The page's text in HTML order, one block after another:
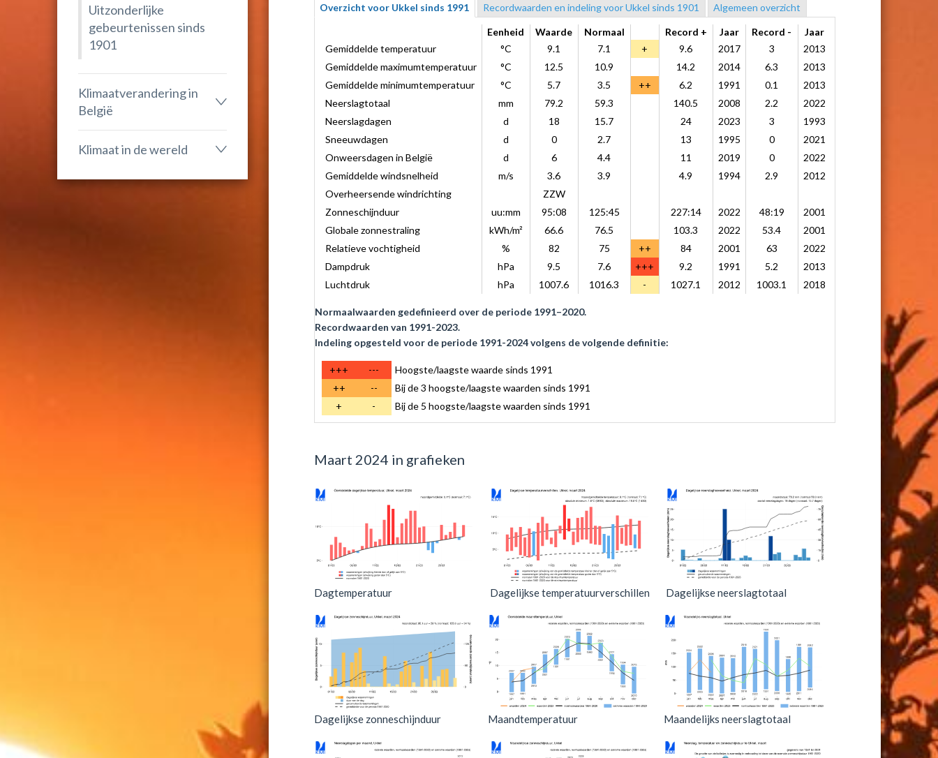
Uitzonderlijke
gebeurtenissen sinds
1901
Klimaatverandering in
België
Klimaat in de wereld
Overzicht voor Ukkel sinds 1991 Recordwaarden en indeling voor Ukkel sinds 1901 Algemeen overzicht
Eenheid Waarde Normaal Record + Jaar Record -
Jaar
Gemiddelde temperatuur
°C 9.1 7.1 + 9.6 2017 3
2013
Gemiddelde maximumtemperatuur
°C 12.5 10.9 14.2 2014 6.3
2013
Gemiddelde minimumtemperatuur
°C 5.7 3.5 ++ 6.2 1991 0.1
2013
Neerslagtotaal
mm 79.2 59.3 140.5 2008 2.2
2022
Neerslagdagen
d 18 15.7 24 2023 3
1993
Sneeuwdagen
d 0 2.7 13 1995 0
2021
Onweersdagen in België
d 6 4.4 11 2019 0
2022
Gemiddelde windsnelheid
m/s 3.6 3.9 4.9 1994 2.9
2012
Overheersende windrichting
ZZW
Zonneschijnduur
uu:mm 95:08 125:45 227:14 2022 48:19
2001
Globale zonnestraling
kWh/m² 66.6 76.5 103.3 2022 53.4
2001
Relatieve vochtigheid
% 82 75 ++ 84 2001 63
2022
Dampdruk
hPa 9.5 7.6 +++ 9.2 1991 5.2
2013
Luchtdruk
hPa 1007.6 1016.3 - 1027.1 2012 1003.1 2018
Normaalwaarden gedefinieerd over de periode 1991–2020.
Recordwaarden van 1991-2023.
Indeling opgesteld voor de periode 1991-2024 volgens de volgende definitie:
+++ ---
Hoogste/laagste waarde sinds 1991
++
--
Bij de 3 hoogste/laagste waarden sinds 1991
+
- Bij de 5 hoogste/laagste waarden sinds 1991
Maart 2024 in grafieken
Dagtemperatuur Dagelijkse temperatuurverschillen Dagelijkse neerslagtotaal
Dagelijkse zonneschijnduur Maandtemperatuur Maandelijks neerslagtotaal